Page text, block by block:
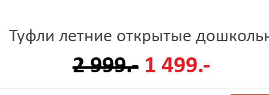
Туфли летние открытые
2 999.- 1 499.-